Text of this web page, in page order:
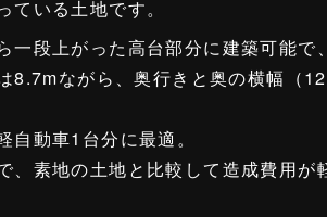
いる土地です。
一段上がった高台部分に建築可能で
8.7mながら、奥行きと奥の横幅（
動車1台分に最適。
素地の土地と比較して造成費用が